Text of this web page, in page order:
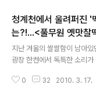
청계천에서 울려퍼진 '
는?!...<풀무원 옛맛찰
지난 겨울의 쌀쌀함이 남아
광장 한켠에서 독특한 소리
바로바로바로바로 '떡메?!' (
0 32 2010. 3. 17.